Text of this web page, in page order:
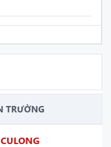
TRƯỜNG